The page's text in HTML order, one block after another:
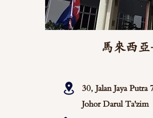
馬來西
30, Jalan Jaya
Johor Darul Ta'zim